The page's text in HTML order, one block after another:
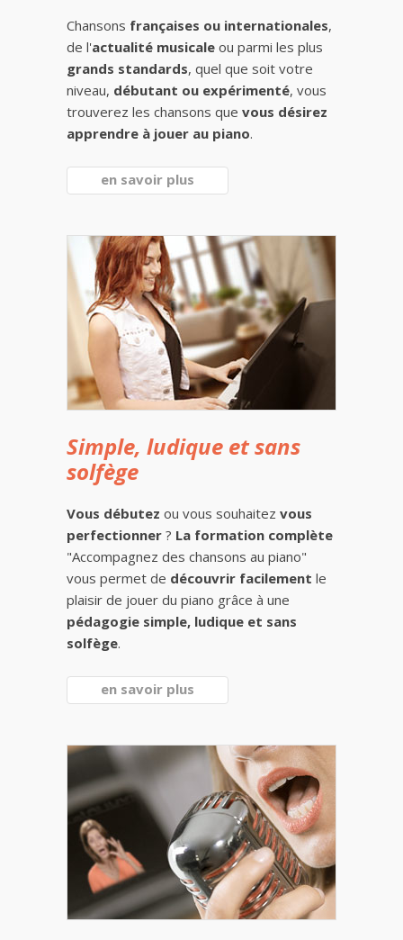
Chansons françaises ou internationales,
de l'actualité musicale ou parmi les plus
grands standards, quel que soit votre
niveau, débutant ou expérimenté, vous
trouverez les chansons que vous désirez
apprendre à jouer au piano.
en savoir plus
Simple, ludique et sans
solfège
Vous débutez ou vous souhaitez vous
perfectionner ? La formation complète
"Accompagnez des chansons au piano"
vous permet de découvrir facilement le
plaisir de jouer du piano grâce à une
pédagogie simple, ludique et sans
solfège.
en savoir plus